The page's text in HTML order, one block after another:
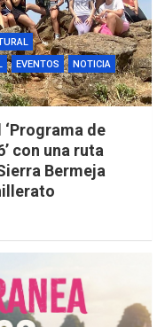
EVENTOS
NOTICIA
de
con una ruta
Bermeja